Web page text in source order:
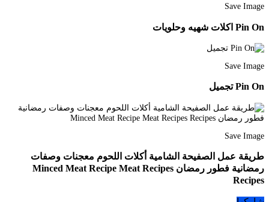
Save Image
Pin On اكلات شهيه وحلويات
Save Image
Pin On تجميل
Save Image
طريقة عمل الصفيحة الشامية أكلات اللحوم معجنات وصفات
رمضانية فطور رمضان Minced Meat Recipe Meat Recipes
Recipes